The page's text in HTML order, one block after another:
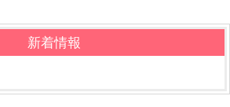
新着情報